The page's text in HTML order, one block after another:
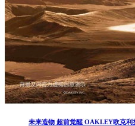
未来造物 超前觉醒 OAKLEY欧克利